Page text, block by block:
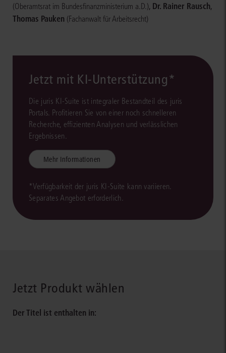
(Oberamtsrat im Bundesfinanzministerium a.D.), Dr. Rainer Rausch,
Thomas Pauken (Fachanwalt für Arbeitsrecht)
Jetzt mit KI-Unterstützung*
Die juris KI-Suite ist integraler Bestandteil des juris
Portals. Profitieren Sie von einer noch schnelleren
Recherche, effizienten Analysen und verlässlichen
Ergebnissen.
Mehr Informationen
*Verfügbarkeit der juris KI-Suite kann variieren.
Separates Angebot erforderlich.
Jetzt Produkt wählen
Der Titel ist enthalten in: